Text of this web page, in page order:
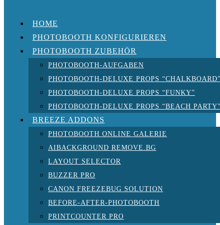
HOME
PHOTOBOOTH KONFIGURIEREN
PHOTOBOOTH ZUBEHÖR
PHOTOBOOTH-AUFGABEN
PHOTOBOOTH-DELUXE PROPS
PHOTOBOOTH-DELUXE PROPS “FUNKY”
PHOTOBOOTH-DELUXE PROPS “BEACH
BREEZE ADDONS
PHOTOBOOTH ONLINE GALERIE
AIBACKGROUND REMOVE.BG
LAYOUT SELECTOR
BUZZER PRO
CANON FREEZEBUG SOLUTION
BEFORE-AFTER-PHOTOBOOTH
PRINTCOUNTER PRO